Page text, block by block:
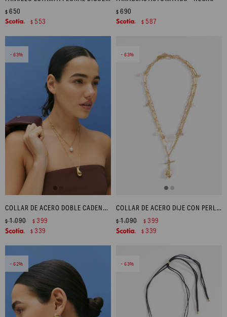
$ 650
$ 553
$ 690
$ 587
63
COLLAR DE ACERO DOBLE CADENA - DORADO
$1.090 $ 399
$ 339
63
COLLAR DE ACERO DIJE CON PERLAS - DORADO
$1.090 $ 399
$ 339
62 63